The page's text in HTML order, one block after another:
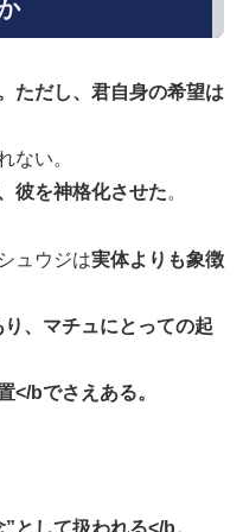
ただし、君自身の希望は
ない。
彼を神格化させた。
ュウジは実体よりも象徴
、 マチュにとっての起
</bでさえある。
として扱われる</b。